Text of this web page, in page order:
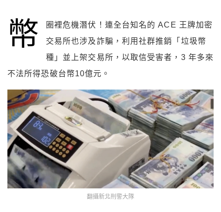
幣
圈裡危機潛伏！連全台知名的 ACE 王牌加密
交易所也涉及詐騙，利用社群推銷「垃圾幣
種」並上架交易所，以取信受害者，3 年多來
不法所得恐破台幣10億元。
翻攝新北刑警大隊